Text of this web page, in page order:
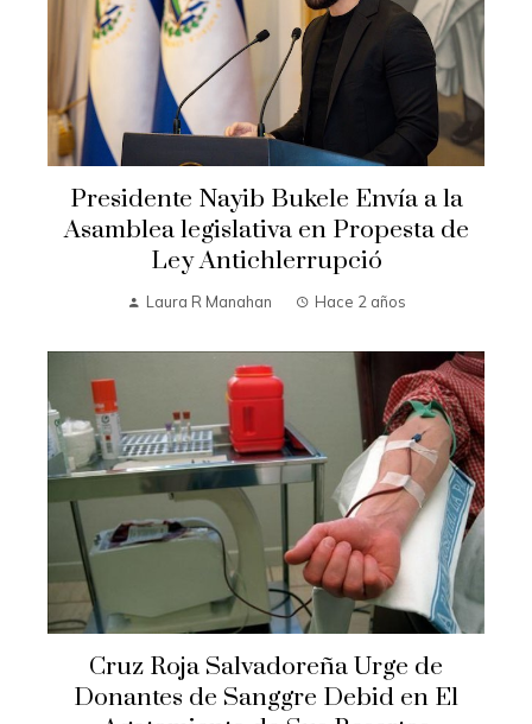
Presidente Nayib Bukele Envía a la
Asamblea legislativa en Propesta de
Ley Antichlerrupció
Laura R Manahan Hace 2 años
Cruz Roja Salvadoreña Urge de
Donantes de Sanggre Debid en El